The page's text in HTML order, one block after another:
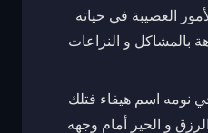
العصيبة في حياته
بالمشاكل و النزاعات
نومه اسم هيفاء فتلك
و الحير أمام وجهه